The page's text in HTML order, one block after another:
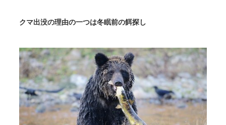
クマ出没の理由の一つは冬眠前の餌探し